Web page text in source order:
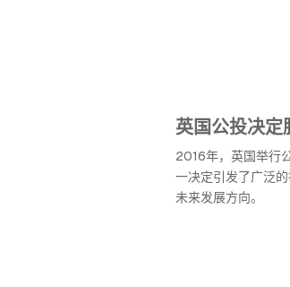
英国公投决定
2016年，英国举行
一决定引发了广泛
未来发展方向。